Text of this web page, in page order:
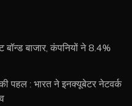
बॉन्ड बाजार, कंपनियों ने 8.4%
पहल : भारत ने इनक्यूबेटर नेटवर्क